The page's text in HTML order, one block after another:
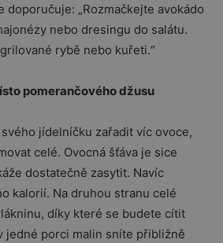
doporučuje: „Rozmačkejte avokádo
nebo dresingu do salátu.
rybě nebo kuřeti.“
pomerančového džusu
jídelníčku zařadit víc ovoce,
celé. Ovocná šťáva je sice
dostatečně zasytit. Navíc
kalorií. Na druhou stranu celé
díky které se budete cítit
jedné porci malin sníte přibližně